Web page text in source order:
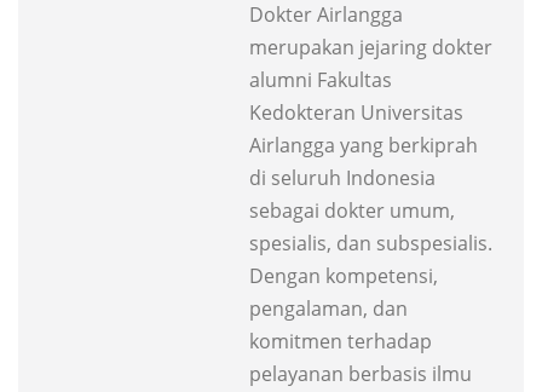
Dokter Airlangga
merupakan jejaring dokter
alumni Fakultas
Kedokteran Universitas
Airlangga yang berkiprah
di seluruh Indonesia
sebagai dokter umum,
spesialis, dan subspesialis.
Dengan kompetensi,
pengalaman, dan
komitmen terhadap
pelayanan berbasis ilmu